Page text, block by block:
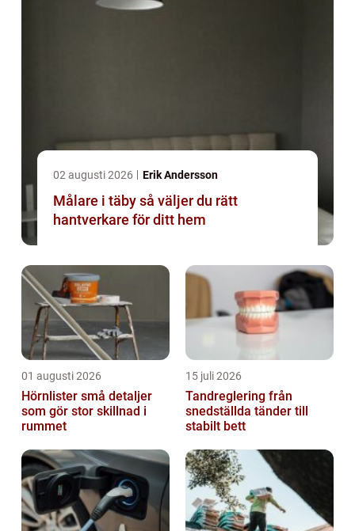
02 augusti 2026 Erik Andersson
Målare i täby så väljer du rätt
hantverkare för ditt hem
01 augusti 2026
Hörnlister små detaljer
som gör stor skillnad i
rummet
15 juli 2026
Tandreglering från
snedställda tänder till
stabilt bett